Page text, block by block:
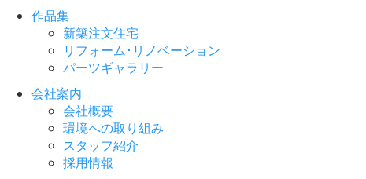
作品集
新築注文住宅
リフォーム･リノベーション
パーツギャラリー
会社案内
会社概要
環境への取り組み
スタッフ紹介
採用情報